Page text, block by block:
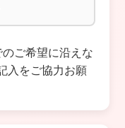
ご希望に沿えな
入をご協力お願